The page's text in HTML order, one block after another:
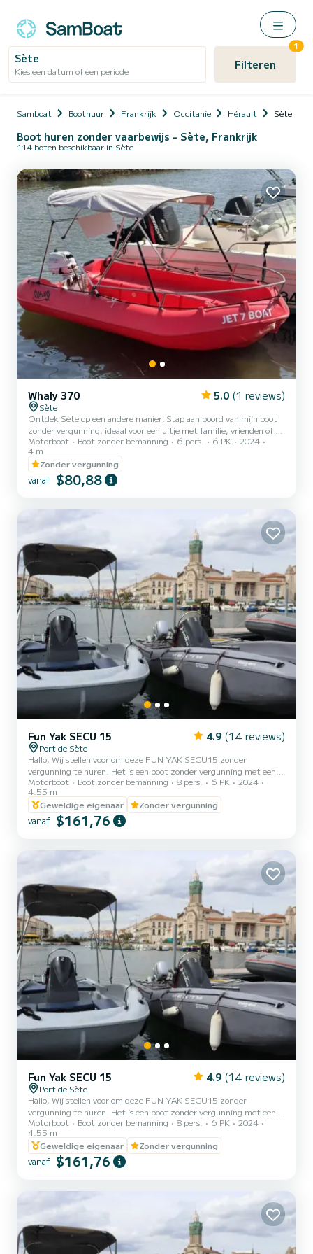
Sète
Kies een datum of een periode Filteren
1
Samboat Boothuur Frankrijk Occitanie Hérault Sète
Boot huren zonder vaarbewijs - Sète, Frankrijk
114 boten beschikbaar in Sète
Whaly 370 5.0 (1 reviews)
Sète
Ontdek Sète op een andere manier! Stap aan boord van mijn boot
zonder vergunning, ideaal voor een uitje met familie, vrienden of als
stel. Gemakkelijk te besturen, stabiel en veilig, perfect voor een
eerste ervaring op zee. Na een korte introductie, vertrek
zelfstandig om de schatten van Sète en het Thau-bekken te
ontdekken. Op het programma: - Een wandeling langs de grachten
van Sète - Varen op het Thau-bekken - Zwemmen in kristalhelder
Motorboot Boot zonder bemanning 6 pers. 6 PK
2024
4 m
Zonder vergunning
vanaf $80,88
Fun Yak SECU 15 4.9 (14 reviews)
Port de Sète
Hallo, Wij stellen voor om deze FUN YAK SECU15 zonder
vergunning te huren. Het is een boot zonder vergunning met een 6
pk thermische motor. Het is goedgekeurd voor maximaal 8
personen. Het is ideaal om een aangenaam moment door te
brengen met familie of vrienden. Aarzel niet om contact met mij
op te nemen via de SAMBOAT-messaging om te communiceren en
uw uitje zo goed mogelijk voor te bereiden! Fijne dag en tot
voor dagverh...
Motorboot Boot zonder bemanning 8 pers. 6 PK
2024
4.55 m
Geweldige eigenaar
Zonder vergunning
vanaf $161,76
Fun Yak SECU 15 4.9 (14 reviews)
Port de Sète
Hallo, Wij stellen voor om deze FUN YAK SECU15 zonder
vergunning te huren. Het is een boot zonder vergunning met een 6
pk thermische motor. Het is goedgekeurd voor maximaal 8
personen. Het is ideaal om een aangenaam moment door te
brengen met familie of vrienden. Aarzel niet om contact met mij
op te nemen via de SAMBOAT-messaging om te communiceren en
uw uitje zo goed mogelijk voor te bereiden! Fijne dag en tot
voor dagverh...
Motorboot Boot zonder bemanning 8 pers. 6 PK
2024
4.55 m
Geweldige eigenaar
Zonder vergunning
vanaf $161,76